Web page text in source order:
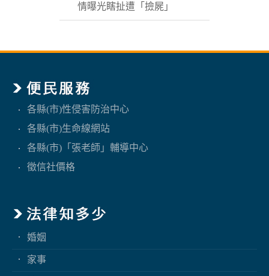
情曝光瞎扯遭「撿屍」
各縣(市)性侵害防治中心
各縣(市)生命線網站
各縣(市)「張老師」輔導中心
徵信社價格
婚姻
家事